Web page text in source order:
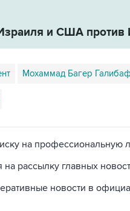
и США против
Мохаммад Багер Галибаф
на профессиональную
на рассылку главных
новости в